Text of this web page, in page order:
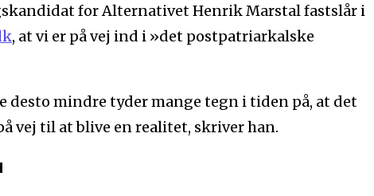
for Alternativet Henrik Marstal fastslår i
, at vi er på vej ind i »det postpatriarkalske
desto mindre tyder mange tegn i tiden på, at det
vej til at blive en realitet, skriver han.